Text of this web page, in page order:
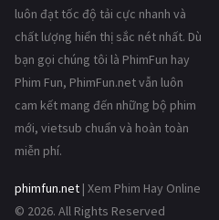
luôn đạt tốc độ tải cực nhanh và
chất lượng hiển thị sắc nét nhất. Dù
bạn gọi chúng tôi là PhimFun hay
Phim Fun, PhimFun.net vẫn luôn
cam kết mang đến những bộ phim
mới, vietsub chuẩn và hoàn toàn
miễn phí.
phimfun.net | Xem Phim Hay Online
© 2026. All Rights Reserved